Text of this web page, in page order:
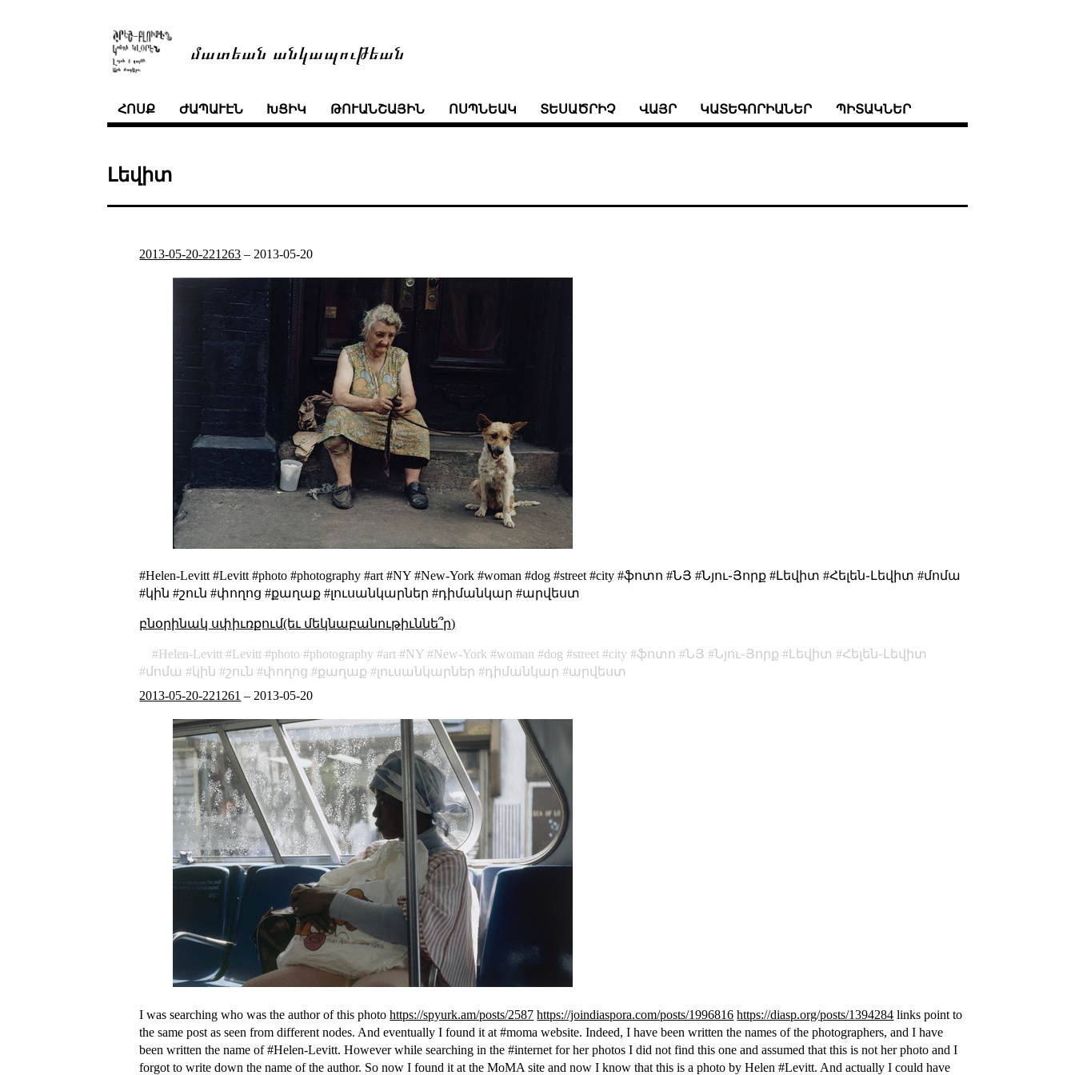
մատեան անկապութեան
ՀՈՍՔ ԺԱՊԱՒԷՆ ԽՑԻԿ ԹՈՒԱՆՇԱՅԻՆ ՈՍՊՆԵԱԿ ՏԵՍԱԾՐԻՉ ՎԱՅՐ ԿԱՏԵԳՈՐԻԱՆԵՐ ՊԻՏԱԿՆԵՐ
Լեվիտ
2013-05-20-221263 – 2013-05-20
#Helen-Levitt #Levitt #photo #photography #art #NY #New-York #woman #dog #street #city #ֆոտո #ՆՅ #Նյու֊Յորք #Լեվիտ #Հելեն֊Լեվիտ #մոմա
#կին #շուն #փողոց #քաղաք #լուսանկարներ #դիմանկար #արվեստ
բնօրինակ սփիւռքում(եւ մեկնաբանութիւննե՞ր)
Helen-Levitt Levitt photo photography art NY New-York woman dog street city ֆոտո ՆՅ Նյու֊Յորք Լեվիտ
Հելեն֊Լեվիտ
մոմա
կին շուն փողոց քաղաք լուսանկարներ դիմանկար
արվեստ
2013-05-20-221261 – 2013-05-20
I was searching who was the author of this photohttps://spyurk.am/posts/2587 https://joindiaspora.com/posts/1996816 https://diasp.org/posts/1394284 links point to
the same post as seen from different nodes. And eventually I found it at #moma website. Indeed, I have been written the names of the photographers, and I have
been written the name of #Helen-Levitt. However while searching in the #internet for her photos I did not find this one and assumed that this is not her photo and I
forgot to write down the name of the author. So now I found it at theMoMA site and now I know that this is a photo by Helen #Levitt. And actually I could have